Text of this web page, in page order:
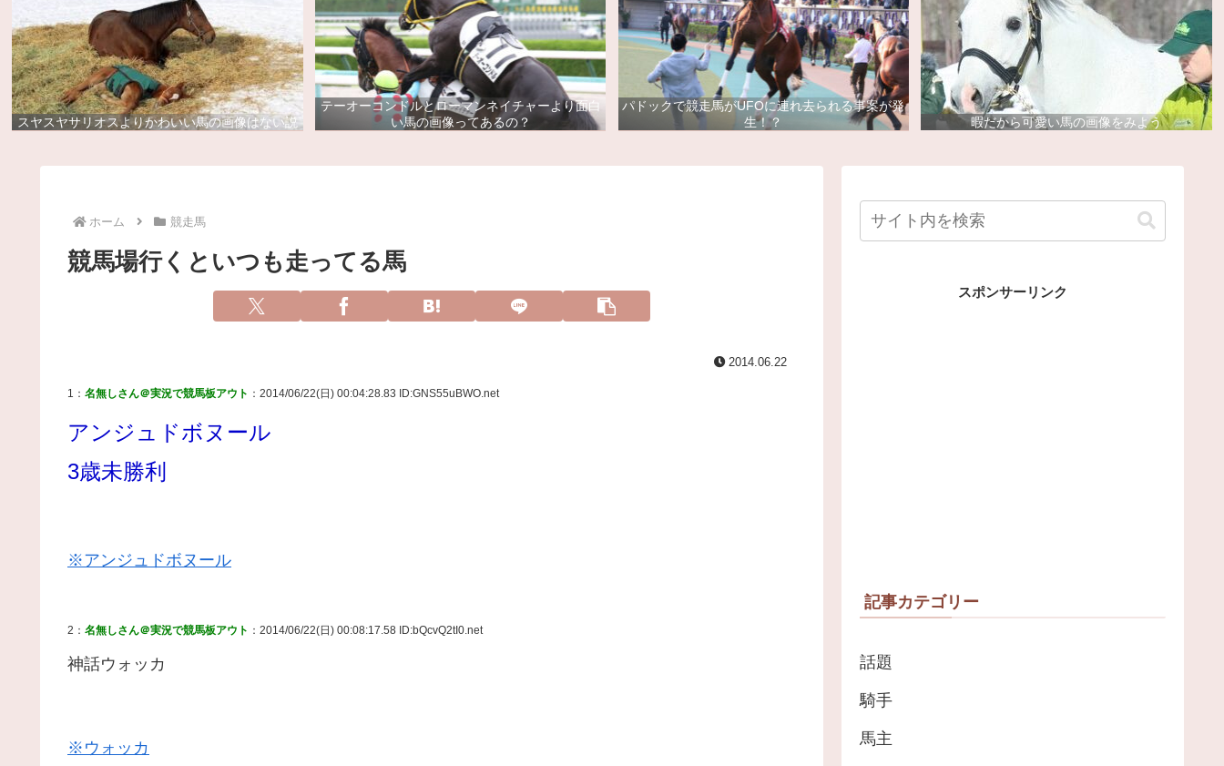
スヤスヤサリオスよりかわいい馬の画像はない説
テーオーコンドルとローマンネイチャーより面白
い馬の画像ってあるの？
パドックで競走馬がUFOに連れ去られる事案が発
生！？
暇だから可愛い馬の画像をみよう
ホーム 競走馬
競馬場行くといつも走ってる馬
2014.06.22
1： 名無しさん＠実況で競馬板アウト ：2014/06/22(日) 00:04:28.83 ID:GNS55uBWO.net
アンジュドボヌール
3歳未勝利
※アンジュドボヌール
2： 名無しさん＠実況で競馬板アウト ：2014/06/22(日) 00:08:17.58 ID:bQcvQ2tI0.net
神話ウォッカ
※ウォッカ
スポンサーリンク
記事カテゴリー
話題
騎手
馬主